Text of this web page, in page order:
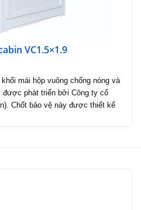
VC1.5×1.9
mái hộp vuông chống nóng và
được phát triển bởi Công ty cổ
Chốt bảo vệ này được thiết kế